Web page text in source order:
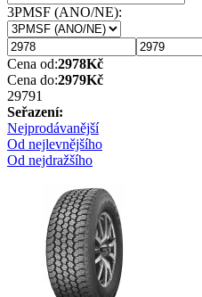
3PMSF (ANO/NE):
Cena od:2978Kč
Cena do:2979Kč
29791
Seřazení:
Nejprodávanější
Od nejlevnějšího
Od nejdražšího